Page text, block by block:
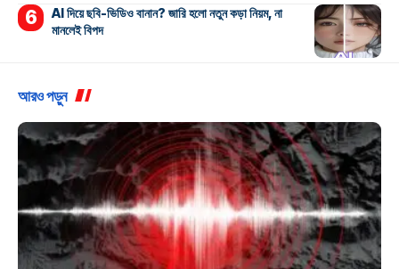
AI দিয়ে ছবি-ভিডিও বানান? জারি হলো নতুন কড়া নিয়ম, না
মানলেই বিপদ
আরও পড়ুন